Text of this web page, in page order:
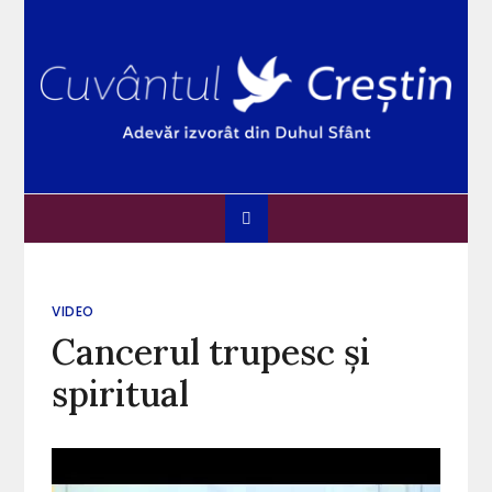
content
VIDEO
Cancerul trupesc și
spiritual